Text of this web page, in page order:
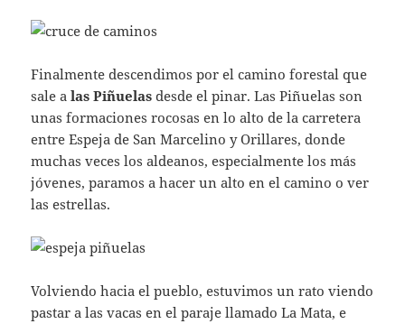
Finalmente descendimos por el camino forestal que
sale alas Piñuelas desde el pinar. Las Piñuelas son
unas formaciones rocosas en lo alto de la carretera
entre Espeja de San Marcelino y Orillares, donde
muchas veces los aldeanos, especialmente los más
jóvenes, paramos a hacer un alto en el camino o ver
las estrellas.
Volviendo hacia el pueblo, estuvimos un rato viendo
pastar a las vacas en el paraje llamado La Mata, e